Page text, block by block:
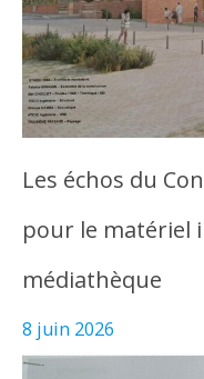
Les échos du
pour le matériel
médiathèque
8 juin 2026